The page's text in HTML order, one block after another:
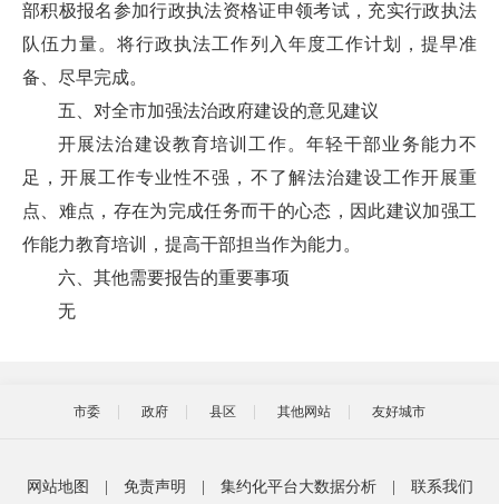
部积极报名参加行政执法资格证申领考试，充实行政执法
队伍力量。将行政执法工作列入年度工作计划，提早准
备、尽早完成。
五、对全市加强法治政府建设的意见建议
开展法治建设教育培训工作。年轻干部业务能力不
足，开展工作专业性不强，不了解法治建设工作开展重
点、难点，存在为完成任务而干的心态，因此建议加强工
作能力教育培训，提高干部担当作为能力。
六、其他需要报告的重要事项
无
市委 政府 县区 其他网站 友好城市
网站地图 免责声明 集约化平台大数据分析 联系我们